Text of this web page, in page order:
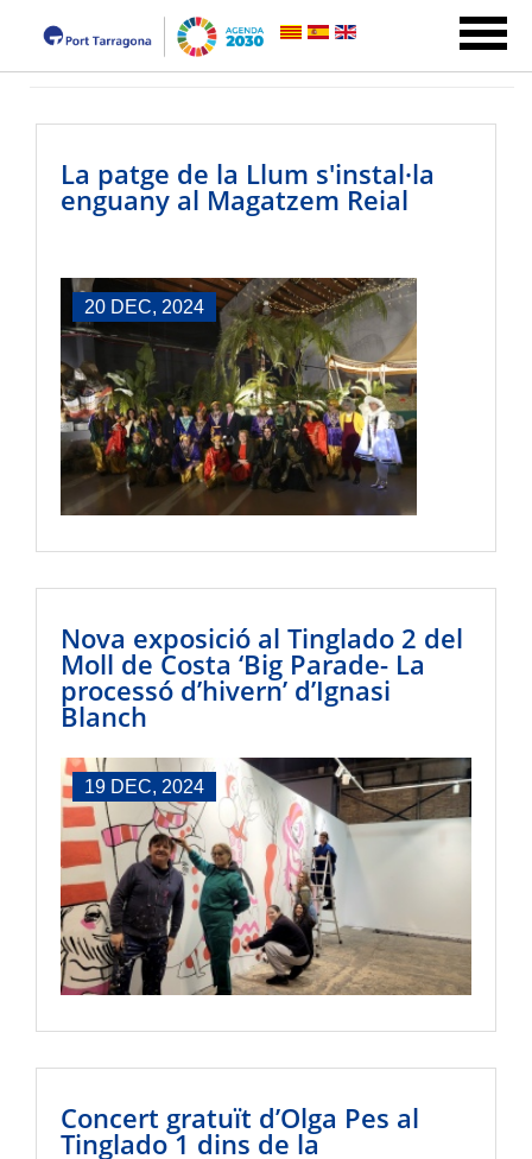
La patge de la Llum s'instal·la
enguany al Magatzem Reial
20 DEC, 2024
Nova exposició al Tinglado 2 del
Moll de Costa ‘Big Parade- La
processó d’hivern’ d’Ignasi
Blanch
19 DEC, 2024
Concert gratuït d’Olga Pes al
Tinglado 1 dins de la